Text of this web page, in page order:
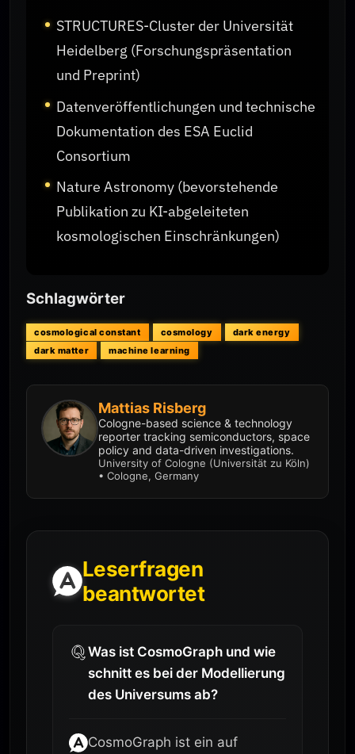
STRUCTURES-Cluster der Universität
Heidelberg (Forschungspräsentation
und Preprint)
Datenveröffentlichungen und technische
Dokumentation des ESA Euclid
Consortium
Nature Astronomy (bevorstehende
Publikation zu KI-abgeleiteten
kosmologischen Einschränkungen)
Schlagwörter
cosmological constant cosmology
dark energy
dark matter
machine learning
Mattias Risberg
Cologne-based science & technology
reporter tracking semiconductors, space
policy and data-driven investigations.
University of Cologne (Universität zu Köln)
• Cologne, Germany
Leserfragen
beantwortet
Was ist CosmoGraph und wie
schnitt es bei der Modellierung
des Universums ab?
CosmoGraph ist ein auf